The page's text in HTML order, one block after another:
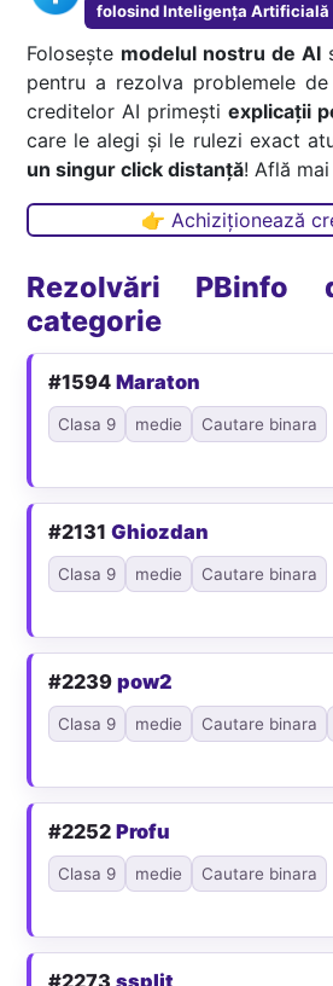
folosind Inteligența Artificială
Folosește modelul nostru de AI
pentru a rezolva problemele
creditelor AI primești explicații
care le alegi și le rulezi exact
un singur click distanță! Află
👉 Achiziționează
Rezolvări PBinfo
categorie
#1594Maraton
Clasa 9 medie Cautare binara
#2131Ghiozdan
Clasa 9 medie Cautare binara
#2239pow2
Clasa 9 medie Cautare binara
#2252Profu
Clasa 9 medie Cautare binara
#2273ssplit